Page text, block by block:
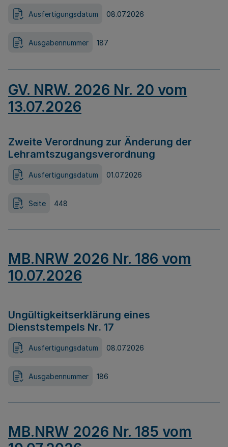
Ausfertigungsdatum 08.07.2026
Ausgabennummer 187
GV. NRW. 2026 Nr. 20 vom
13.07.2026
Zweite Verordnung zur Änderung der
Lehramtszugangsverordnung
Ausfertigungsdatum 01.07.2026
Seite 448
MB.NRW 2026 Nr. 186 vom
10.07.2026
Ungültigkeitserklärung eines
Dienststempels Nr. 17
Ausfertigungsdatum 08.07.2026
Ausgabennummer 186
MB.NRW 2026 Nr. 185 vom